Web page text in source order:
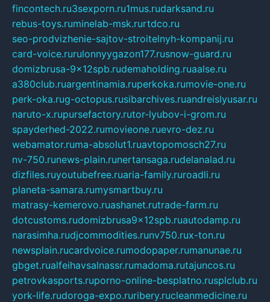
fincontech.ru3sexporn.ru1mus.rudarksand.ru
rebus-toys.ruminelab-msk.rurtdco.ru
seo-prodvizhenie-sajtov-stroitelnyh-kompanij.ru
card-voice.rurulonnyygazon177.rusnow-guard.ru
domizbrusa-9x12spb.rudemaholding.ruaalse.ru
a380club.ruargentinamia.ruperkoka.rumovie-one.ru
perk-oka.rug-octopus.rusibarchives.ruandreislyusar.ru
naruto-x.rupursefactory.rutor-lyubov-i-grom.ru
spayderhed-2022.rumovieone.ruevro-dez.ru
webamator.ruma-absolut1.ruavtopomosch27.ru
nv-750.runews-plain.runertansaga.rudelanalad.ru
dizfiles.ruyoutubefree.ruaria-family.ruroadli.ru
planeta-samara.rumysmartbuy.ru
matrasy-kemerovo.ruashanet.rutrade-farm.ru
dotcustoms.rudomizbrusa9x12spb.ruautodamp.ru
narasimha.rudjcommodities.runv750.rux-ton.ru
newsplain.rucardvoice.rumodopaper.rumanunae.ru
gbget.rualfeihavsalnassr.rumadoma.rutajuncos.ru
petrovkasports.ruporno-online-besplatno.rusplclub.ru
york-life.rudoroga-expo.ruribery.rucleanmedicine.ru